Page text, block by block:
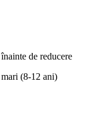
de reducere
(8-12 ani)